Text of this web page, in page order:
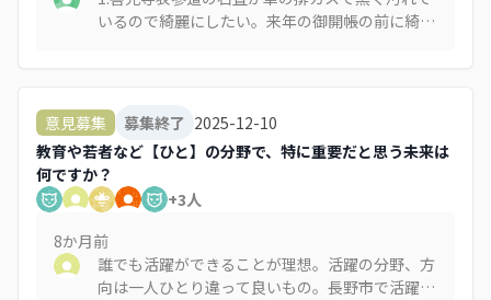
いるので綺麗にしたい。来年の御開帳の前に綺麗
車場が直接見えないようにしたい。 長野市も表
参道にはデザインコードを設けて私有地だとして
も一定の指導をしてほしい（デザインコードに沿
った建物には補助金を出す） 3.インバウンド客
に向けて長野駅前の路地の魅力を発信したい。ま
意見募集 募集終了 2025-12-10
教育や若者など【ひと】の分野で、特に重要だと思う未来は
何ですか？
+3人
8か月前
誰でも活躍ができることが理想。活躍の分野、方
向は一人ひとり違って良いもの。長野市で活躍し